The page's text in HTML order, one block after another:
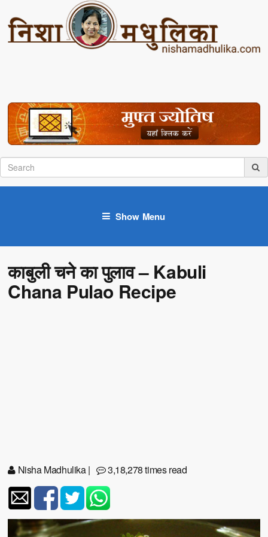
Show Menu
काबुली चने का पुलाव – Kabuli
Chana Pulao Recipe
Nisha Madhulika| 3,18,278 times read